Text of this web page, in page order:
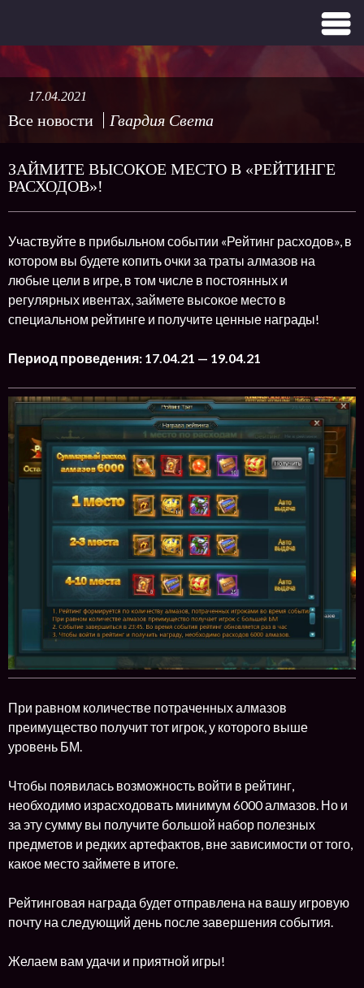
Все новости Гвардия Света
17.04.2021
ЗАЙМИТЕ ВЫСОКОЕ МЕСТО В «РЕЙТИНГЕ
РАСХОДОВ»!
Участвуйте в прибыльном событии «Рейтинг расходов», в
котором вы будете копить очки за траты алмазов на
любые цели в игре, в том числе в постоянных и
регулярных ивентах, займете высокое место в
специальном рейтинге и получите ценные награды!
Период проведения: 17.04.21 — 19.04.21
При равном количестве потраченных алмазов
преимущество получит тот игрок, у которого выше
уровень БМ.
Чтобы появилась возможность войти в рейтинг,
необходимо израсходовать минимум 6000 алмазов. Но и
за эту сумму вы получите большой набор полезных
предметов и редких артефактов, вне зависимости от того,
какое место займете в итоге.
Рейтинговая награда будет отправлена на вашу игровую
почту на следующий день после завершения события.
Желаем вам удачи и приятной игры!